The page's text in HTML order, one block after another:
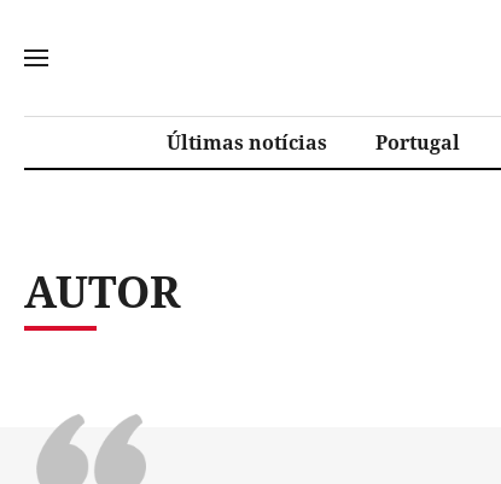
Últimas notícias Portugal
AUTOR